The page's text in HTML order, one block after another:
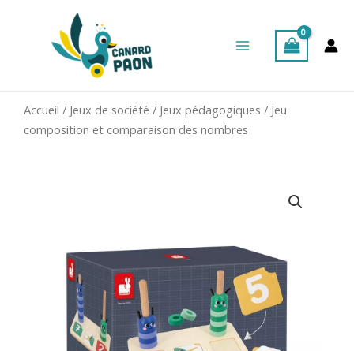
Menu
Accueil / Jeux de société / Jeux pédagogiques / Jeu
composition et comparaison des nombres